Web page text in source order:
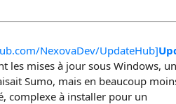
NexovaDev/UpdateHub]
les mises à jour sous Windows, un
Sumo, mais en beaucoup
complexe à installer pour un